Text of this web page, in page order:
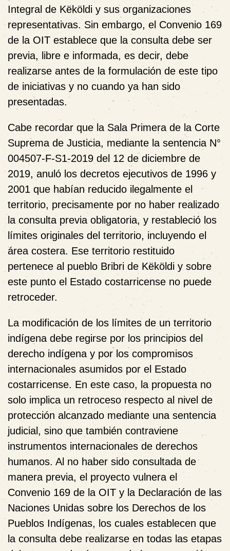
Integral de Këköldi y sus organizaciones
representativas. Sin embargo, el Convenio 169
de la OIT establece que la consulta debe ser
previa, libre e informada, es decir, debe
realizarse antes de la formulación de este tipo
de iniciativas y no cuando ya han sido
presentadas.
Cabe recordar que la Sala Primera de la Corte
Suprema de Justicia, mediante la sentencia N°
004507-F-S1-2019 del 12 de diciembre de
2019, anuló los decretos ejecutivos de 1996 y
2001 que habían reducido ilegalmente el
territorio, precisamente por no haber realizado
la consulta previa obligatoria, y restableció los
límites originales del territorio, incluyendo el
área costera. Ese territorio restituido
pertenece al pueblo Bribri de Këköldi y sobre
este punto el Estado costarricense no puede
retroceder.
La modificación de los límites de un territorio
indígena debe regirse por los principios del
derecho indígena y por los compromisos
internacionales asumidos por el Estado
costarricense. En este caso, la propuesta no
solo implica un retroceso respecto al nivel de
protección alcanzado mediante una sentencia
judicial, sino que también contraviene
instrumentos internacionales de derechos
humanos. Al no haber sido consultada de
manera previa, el proyecto vulnera el
Convenio 169 de la OIT y la Declaración de las
Naciones Unidas sobre los Derechos de los
Pueblos Indígenas, los cuales establecen que
la consulta debe realizarse en todas las etapas